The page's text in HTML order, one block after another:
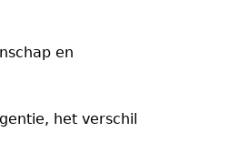
en
het verschil